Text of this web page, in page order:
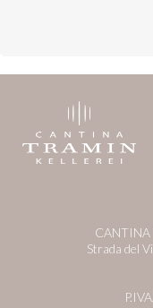
CANTINA
Strada del